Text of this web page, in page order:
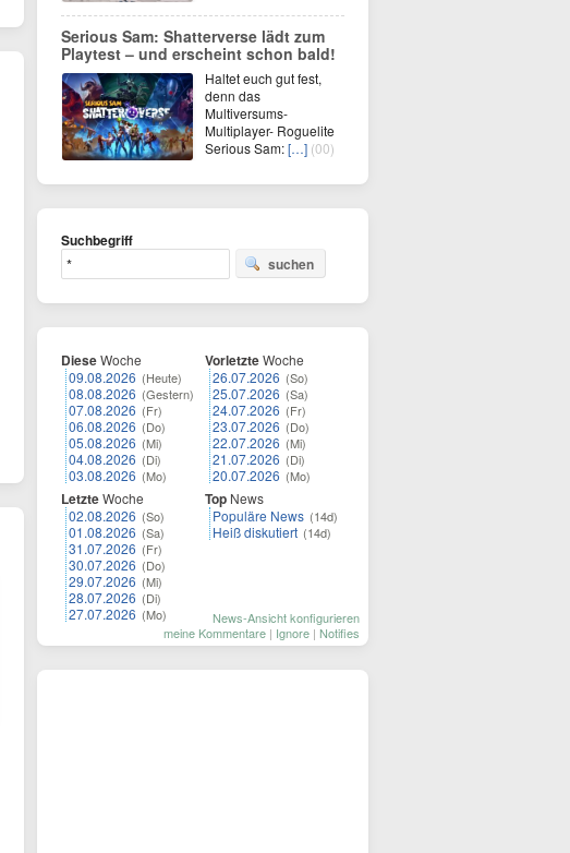
Serious Sam: Shatterverse lädt zum
Playtest – und erscheint schon bald!
Haltet euch gut fest,
denn das
Multiversums-
Multiplayer- Roguelite
Serious Sam:[…] (00)
Suchbegriff
suchen
DieseWoche
09.08.2026 (Heute)
08.08.2026 (Gestern)
07.08.2026 (Fr)
06.08.2026 (Do)
05.08.2026 (Mi)
04.08.2026 (Di)
03.08.2026 (Mo)
LetzteWoche
02.08.2026 (So)
01.08.2026 (Sa)
31.07.2026 (Fr)
30.07.2026 (Do)
29.07.2026 (Mi)
28.07.2026 (Di)
27.07.2026 (Mo)
VorletzteWoche
26.07.2026 (So)
25.07.2026 (Sa)
24.07.2026 (Fr)
23.07.2026 (Do)
22.07.2026 (Mi)
21.07.2026 (Di)
20.07.2026 (Mo)
Top News
Populäre News (14d)
Heiß diskutiert (14d)
News-Ansicht konfigurieren
meine Kommentare | Ignore | Notifies